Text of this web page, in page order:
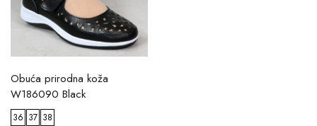
Obuća prirodna koža
W186090 Black
36 37 38